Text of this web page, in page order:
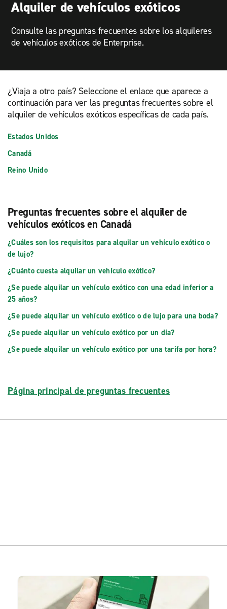
Alquiler de vehículos exóticos
Consulte las preguntas frecuentes sobre los alquileres
de vehículos exóticos de Enterprise.
¿Viaja a otro país? Seleccione el enlace que aparece a
continuación para ver las preguntas frecuentes sobre el
alquiler de vehículos exóticos específicas de cada país.
Estados Unidos
Canadá
Reino Unido
Preguntas frecuentes sobre el alquiler de
vehículos exóticos en Canadá
¿Cuáles son los requisitos para alquilar un vehículo exótico o
de lujo?
¿Cuánto cuesta alquilar un vehículo exótico?
¿Se puede alquilar un vehículo exótico con una edad inferior a
25 años?
¿Se puede alquilar un vehículo exótico o de lujo para una boda?
¿Se puede alquilar un vehículo exótico por un día?
¿Se puede alquilar un vehículo exótico por una tarifa por hora?
Página principal de preguntas frecuentes